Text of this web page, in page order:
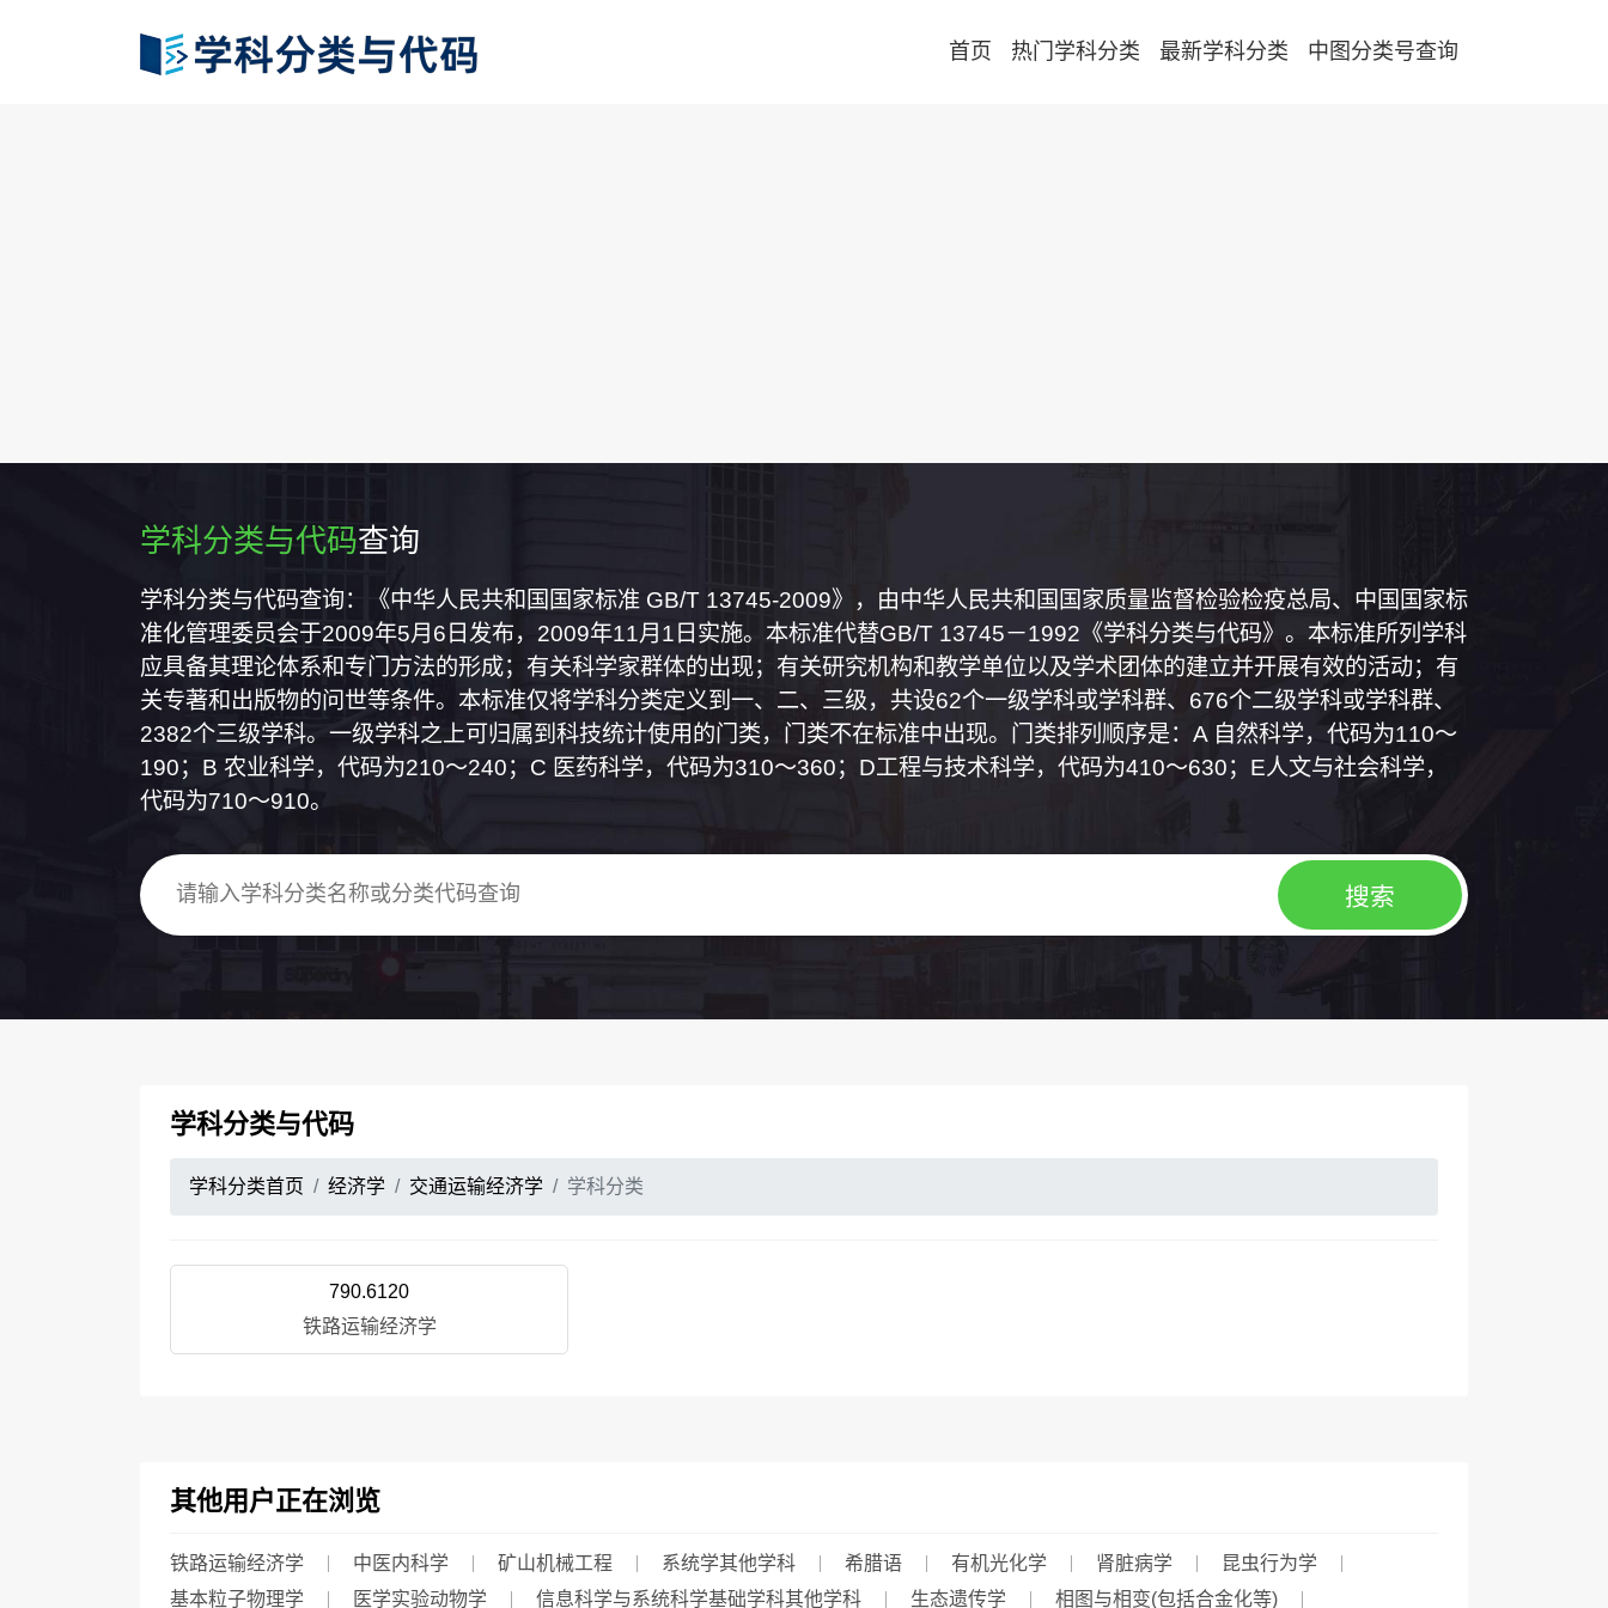
首页 热门学科分类 最新学科分类 中图分类号查询
学科分类与代码查询
学科分类与代码查询：《中华人民共和国国家标准 GB/T 13745-2009》，由中华人民共和国国家质量监督检验检疫总局、中国国家标
准化管理委员会于2009年5月6日发布，2009年11月1日实施。本标准代替GB/T 13745－1992《学科分类与代码》。本标准所列学科
应具备其理论体系和专门方法的形成；有关科学家群体的出现；有关研究机构和教学单位以及学术团体的建立并开展有效的活动；有
关专著和出版物的问世等条件。本标准仅将学科分类定义到一、二、三级，共设62个一级学科或学科群、676个二级学科或学科群、
2382个三级学科。一级学科之上可归属到科技统计使用的门类，门类不在标准中出现。门类排列顺序是：A 自然科学，代码为110～
190；B 农业科学，代码为210～240；C 医药科学，代码为310～360；D工程与技术科学，代码为410～630；E人文与社会科学，
代码为710～910。
学科分类与代码
学科分类首页 经济学 交通运输经济学 学科分类
790.6120
铁路运输经济学
其他用户正在浏览
铁路运输经济学 中医内科学 矿山机械工程 系统学其他学科 希腊语 有机光化学 肾脏病学
昆虫行为学
基本粒子物理学
医学实验动物学 信息科学与系统科学基础学科其他学科 生态遗传学 相图与相变(包括合金化等)